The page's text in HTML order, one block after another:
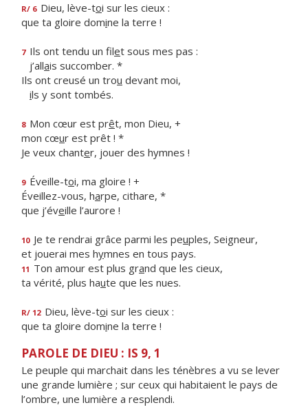
R/ 6 Dieu, lève-toi sur les cieux :
que ta gloire domine la terre !
7 Ils ont tendu un filet sous mes pas :
j’allais succomber. *
Ils ont creusé un trou devant moi,
ils y sont tombés.
8 Mon cœur est prêt, mon Dieu, +
mon cœur est prêt ! *
Je veux chanter, jouer des hymnes !
9 Éveille-toi, ma gloire ! +
Éveillez-vous, harpe, cithare, *
que j’éveille l’aurore !
10 Je te rendrai grâce parmi les peuples, Seigneur,
et jouerai mes hymnes en tous pays.
11 Ton amour est plus grand que les cieux,
ta vérité, plus haute que les nues.
R/ 12 Dieu, lève-toi sur les cieux :
que ta gloire domine la terre !
PAROLE DE DIEU : IS 9, 1
Le peuple qui marchait dans les ténèbres a vu se lever
une grande lumière ; sur ceux qui habitaient le pays de
l’ombre, une lumière a resplendi.